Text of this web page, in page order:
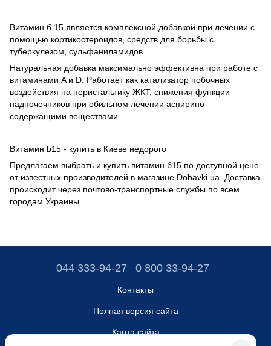
Витамин б 15 является комплексной добавкой при лечении с
помощью кортикостероидов, средств для борьбы с
туберкулезом, сульфаниламидов.
Натуральная добавка максимально эффективна при работе с
витаминами A и D. Работает как катализатор побочных
воздействия на перистальтику ЖКТ, снижения функции
надпочечников при обильном лечении аспирино
содержащими веществами.
Витамин b15 - купить в Киеве недорого
Предлагаем выбрать и купить витамин б15 по доступной цене
от известных производителей в магазине Dobavki.ua. Доставка
происходит через почтово-транспортные службы по всем
городам Украины.
044 333-94-27 0 800 33-94-27
Контакты
Полная версия сайта
Карта сайта